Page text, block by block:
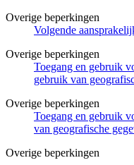
Overige beperkingen
Volgende
Overige beperkingen
Toegang en gebruik
gebruik van
Overige beperkingen
Toegang en gebruik
van geografische
Overige beperkingen